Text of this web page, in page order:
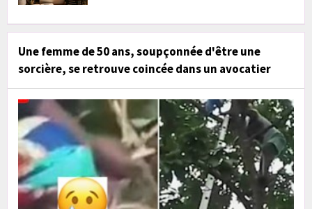
Une femme de 50 ans, soupçonnée d'être une
sorcière, se retrouve coincée dans un avocatier